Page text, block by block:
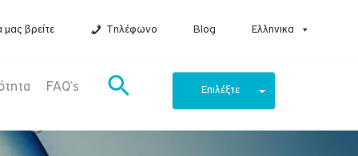
βρείτε Τηλέφωνο Blog Ελληνικα
FAQ’s Επιλέξτε